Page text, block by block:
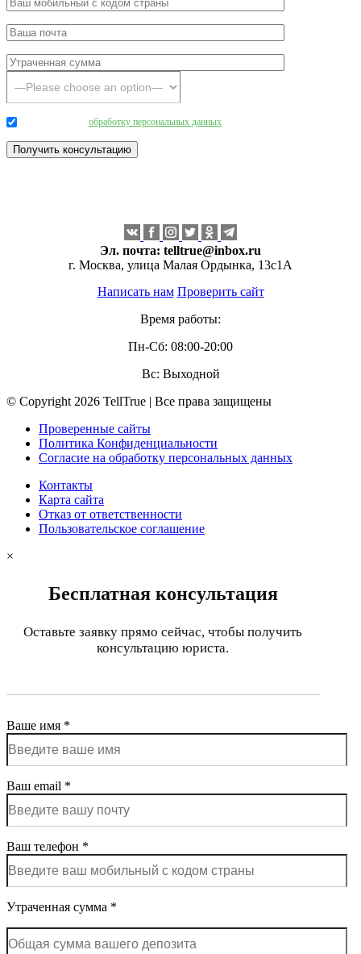
обработку персональных данных
Эл. почта: telltrue@inbox.ru
г. Москва, улица Малая Ордынка, 13с1А
Написать нам Проверить сайт
Время работы:
Пн-Сб: 08:00-20:00
Вс: Выходной
© Copyright 2026 TellTrue | Все права защищены
Проверенные сайты
Политика Конфиденциальности
Согласие на обработку персональных данных
Контакты
Карта сайта
Отказ от ответственности
Пользовательское соглашение
×
Бесплатная консультация
Оставьте заявку прямо сейчас, чтобы получить
консультацию юриста.
Ваше имя *
Ваш email *
Ваш телефон *
Утраченная сумма *